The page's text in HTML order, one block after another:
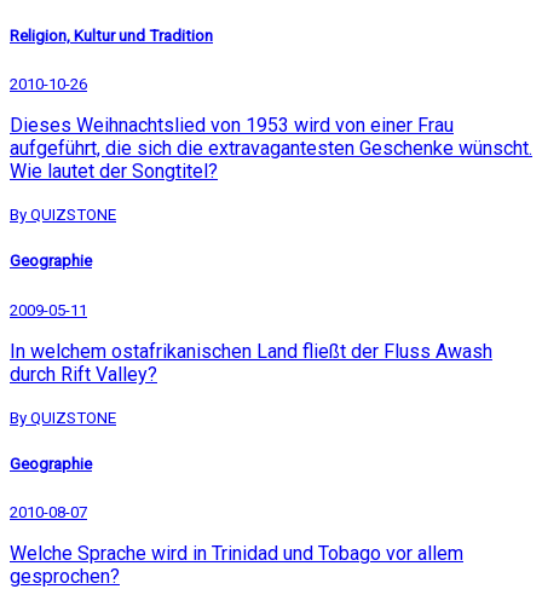
Religion, Kultur und Tradition
2010-10-26
Dieses Weihnachtslied von 1953 wird von einer Frau
aufgeführt, die sich die extravagantesten Geschenke wünscht.
Wie lautet der Songtitel?
By QUIZSTONE
Geographie
2009-05-11
In welchem ostafrikanischen Land fließt der Fluss Awash
durch Rift Valley?
By QUIZSTONE
Geographie
2010-08-07
Welche Sprache wird in Trinidad und Tobago vor allem
gesprochen?